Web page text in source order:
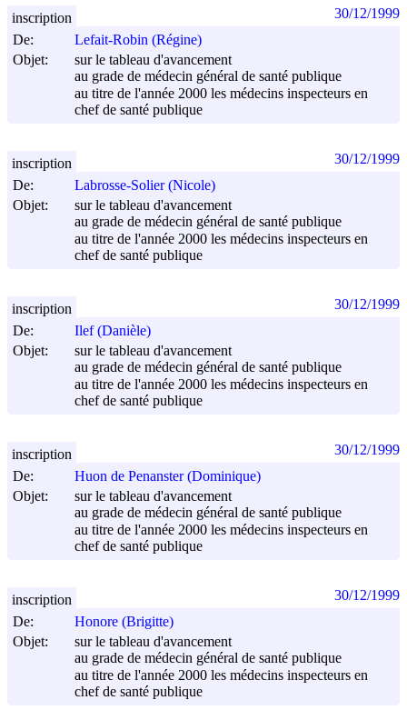
De:
Lefait-Robin (Régine)
Objet:
sur le tableau d'avancement
au grade de médecin général de santé publique
au titre de l'année 2000 les médecins inspecteurs en
chef de santé publique
inscription 30/12/1999
De:
Labrosse-Solier (Nicole)
Objet:
sur le tableau d'avancement
au grade de médecin général de santé publique
au titre de l'année 2000 les médecins inspecteurs en
chef de santé publique
inscription 30/12/1999
De:
Ilef (Danièle)
Objet:
sur le tableau d'avancement
au grade de médecin général de santé publique
au titre de l'année 2000 les médecins inspecteurs en
chef de santé publique
inscription 30/12/1999
De:
Huon de Penanster (Dominique)
Objet:
sur le tableau d'avancement
au grade de médecin général de santé publique
au titre de l'année 2000 les médecins inspecteurs en
chef de santé publique
inscription 30/12/1999
De:
Honore (Brigitte)
Objet:
sur le tableau d'avancement
au grade de médecin général de santé publique
au titre de l'année 2000 les médecins inspecteurs en
chef de santé publique
inscription 30/12/1999